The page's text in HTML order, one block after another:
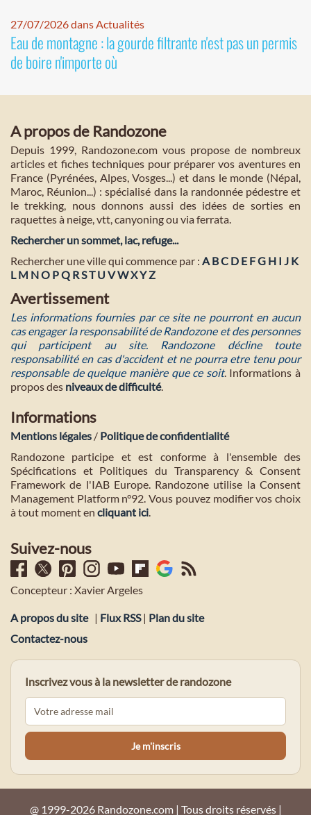
27/07/2026 dans Actualités
Eau de montagne : la gourde filtrante n'est pas un permis
de boire n'importe où
A propos de Randozone
Depuis 1999, Randozone.com vous propose de nombreux
articles et fiches techniques pour préparer vos aventures en
France (Pyrénées, Alpes, Vosges...) et dans le monde (Népal,
Maroc, Réunion...) : spécialisé dans la randonnée pédestre et
le trekking, nous donnons aussi des idées de sorties en
raquettes à neige, vtt, canyoning ou via ferrata.
Rechercher un sommet, lac, refuge...
Rechercher une ville qui commence par : A BC D E FG H I J K
L M NO PQ RST U VWXYZ
Avertissement
Les informations fournies par ce site ne pourront en aucun
cas engager la responsabilité de Randozone et des personnes
qui participent au site. Randozone décline toute
responsabilité en cas d'accident et ne pourra etre tenu pour
responsable de quelque manière que ce soit. Informations à
propos des niveaux de difficulté.
Informations
Mentions légales / Politique de confidentialité
Randozone participe et est conforme à l'ensemble des
Spécifications et Politiques du Transparency & Consent
Framework de l'IAB Europe. Randozone utilise la Consent
Management Platform n°92. Vous pouvez modifier vos choix
à tout moment en cliquant ici.
Suivez-nous
Concepteur : Xavier Argeles
A propos du site | Flux RSS| Plan du site
Contactez-nous
Inscrivez vous à la newsletter de randozone
@ 1999-2026 Randozone.com | Tous droits réservés |